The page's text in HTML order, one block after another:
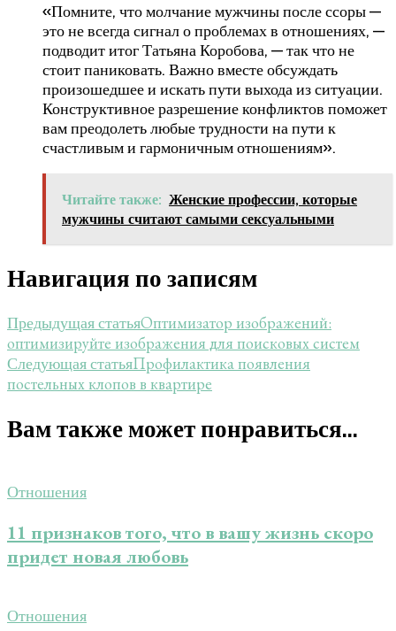
«Помните, что молчание мужчины после ссоры —
это не всегда сигнал о проблемах в отношениях, —
подводит итог Татьяна Коробова, — так что не
стоит паниковать. Важно вместе обсуждать
произошедшее и искать пути выхода из ситуации.
Конструктивное разрешение конфликтов поможет
вам преодолеть любые трудности на пути к
счастливым и гармоничным отношениям».
Читайте также: Женские профессии, которые
мужчины считают самыми сексуальными
Навигация по записям
Предыдущая статьяОптимизатор изображений:
оптимизируйте изображения для поисковых систем
Следующая статьяПрофилактика появления
постельных клопов в квартире
Вам также может понравиться...
Отношения
11 признаков того, что в вашу жизнь скоро
придет новая любовь
Отношения